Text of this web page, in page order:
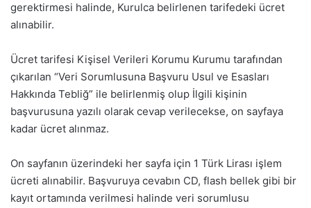
gerektirmesi halinde, Kurulca belirlenen tarifedeki ücret
alınabilir.
Ücret tarifesi Kişisel Verileri Korumu Kurumu tarafından
çıkarılan “Veri Sorumlusuna Başvuru Usul ve Esasları
Hakkında Tebliğ” ile belirlenmiş olup İlgili kişinin
başvurusuna yazılı olarak cevap verilecekse, on sayfaya
kadar ücret alınmaz.
On sayfanın üzerindeki her sayfa için 1 Türk Lirası işlem
ücreti alınabilir. Başvuruya cevabın CD, flash bellek gibi bir
kayıt ortamında verilmesi halinde veri sorumlusu